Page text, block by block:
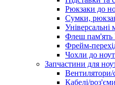
Рюкзаки до
Сумки,
Універсальні
Флеш пам'ять
Фрейм-
Чохли до
Запчастини для
Кабелі/роз'єми